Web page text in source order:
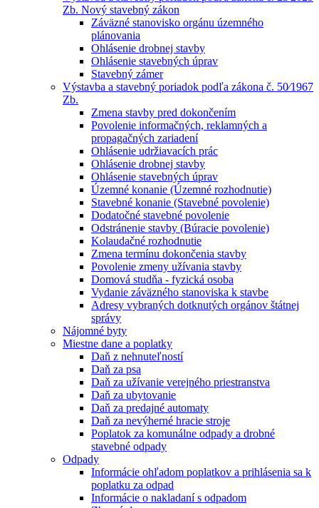
Zb. Nový stavebný zákon
Záväzné stanovisko orgánu územného
plánovania
Ohlásenie drobnej stavby
Ohlásenie stavebných úprav
Stavebný zámer
Výstavba a stavebný poriadok podľa zákona č. 50⁄1967
Zb.
Zmena stavby pred dokončením
Povolenie informačných, reklamných a
propagačných zariadení
Ohlásenie udržiavacích prác
Ohlásenie drobnej stavby
Ohlásenie stavebných úprav
Územné konanie (Územné rozhodnutie)
Stavebné konanie (Stavebné povolenie)
Dodatočné stavebné povolenie
Odstránenie stavby (Búracie povolenie)
Kolaudačné rozhodnutie
Zmena termínu dokončenia stavby
Povolenie zmeny užívania stavby
Domová studňa - fyzická osoba
Vydanie záväzného stanoviska k stavbe
Adresy vybraných dotknutých orgánov štátnej
správy
Nájomné byty
Miestne dane a poplatky
Daň z nehnuteľností
Daň za psa
Daň za užívanie verejného priestranstva
Daň za ubytovanie
Daň za predajné automaty
Daň za nevýherné hracie stroje
Poplatok za komunálne odpady a drobné
stavebné odpady
Odpady
Informácie ohľadom poplatkov a prihlásenia sa k
poplatku za odpad
Informácie o nakladaní s odpadom